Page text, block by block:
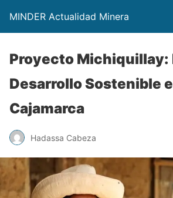
MINDER Actualidad Minera
Proyecto Michiquillay:
Desarrollo Sostenible
Cajamarca
Hadassa Cabeza